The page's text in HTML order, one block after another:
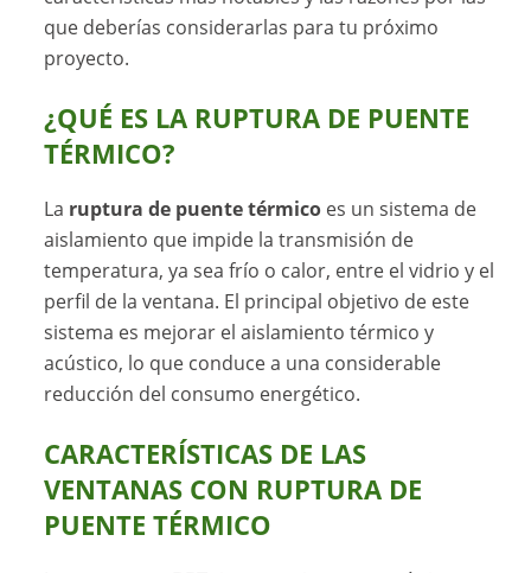
que deberías considerarlas para tu próximo
proyecto.
¿QUÉ ES LA RUPTURA DE PUENTE
TÉRMICO?
La ruptura de puente térmico es un sistema de
aislamiento que impide la transmisión de
temperatura, ya sea frío o calor, entre el vidrio y el
perfil de la ventana. El principal objetivo de este
sistema es mejorar el aislamiento térmico y
acústico, lo que conduce a una considerable
reducción del consumo energético.
CARACTERÍSTICAS DE LAS
VENTANAS CON RUPTURA DE
PUENTE TÉRMICO